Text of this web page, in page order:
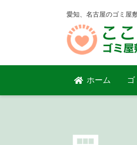
愛知、名古屋のゴミ屋
ホーム